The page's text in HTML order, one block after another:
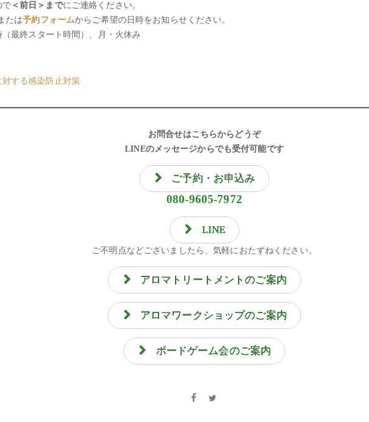
で＜前日＞までにご連絡ください。
たは予約フォームからご希望の日時をお知らせください。
最終スタート時間）、月・火休み
する感染防止対策
お問合せはこちらからどうぞ
LINEのメッセージからでも受付可能です
ご予約・お申込み
080-9605-7972
LINE
ご不明点などございましたら、気軽におたずねください。
アロマトリートメントのご案内
アロマワークショップのご案内
ボードゲーム会のご案内